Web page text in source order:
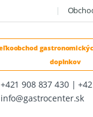
+421 908 837 430 |
info@gastrocenter.sk